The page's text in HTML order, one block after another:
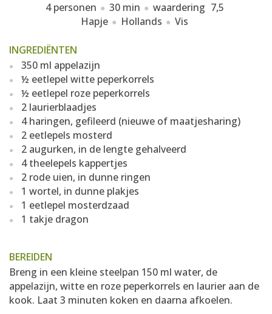
4 personen 30 min waardering 7,5
Hapje
Hollands Vis
INGREDIËNTEN
350 ml appelazijn
½ eetlepel witte peperkorrels
½ eetlepel roze peperkorrels
2 laurierblaadjes
4 haringen, gefileerd (nieuwe of maatjesharing)
2 eetlepels mosterd
2 augurken, in de lengte gehalveerd
4 theelepels kappertjes
2 rode uien, in dunne ringen
1 wortel, in dunne plakjes
1 eetlepel mosterdzaad
1 takje dragon
BEREIDEN
Breng in een kleine steelpan 150 ml water, de
appelazijn, witte en roze peperkorrels en laurier aan de
kook. Laat 3 minuten koken en daarna afkoelen.